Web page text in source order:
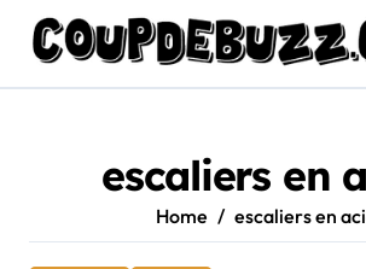
content
escaliers en
Home escaliers en